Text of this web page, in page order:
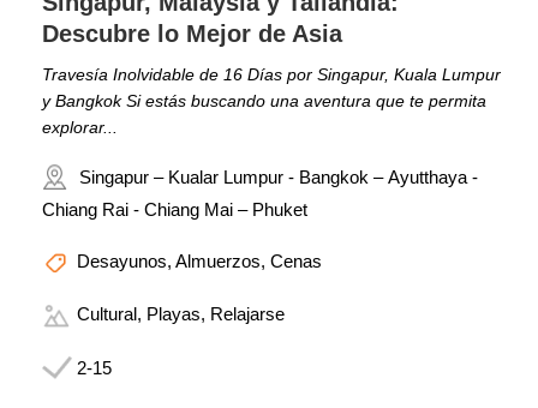
Descubre lo Mejor de Asia
Travesía Inolvidable de 16 Días por Singapur, Kuala Lumpur
y Bangkok Si estás buscando una aventura que te permita
explorar...
Singapur – Kualar Lumpur - Bangkok – Ayutthaya -
Chiang Rai - Chiang Mai – Phuket
Desayunos, Almuerzos, Cenas
Cultural, Playas, Relajarse
2-15